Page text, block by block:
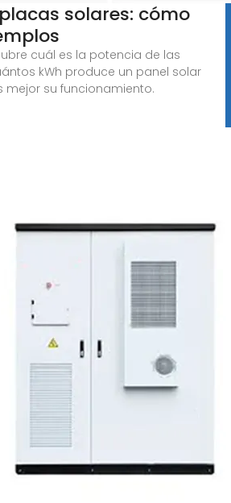
solares: cómo
cuál es la potencia de las
kWh produce un panel solar
mejor su funcionamiento.